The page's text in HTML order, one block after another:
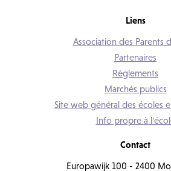
Liens
Association des Parents
Partenaires
Règlements
Marchés publics
Site web général des écoles
Info propre à
Contact
Europawijk 100 - 2400